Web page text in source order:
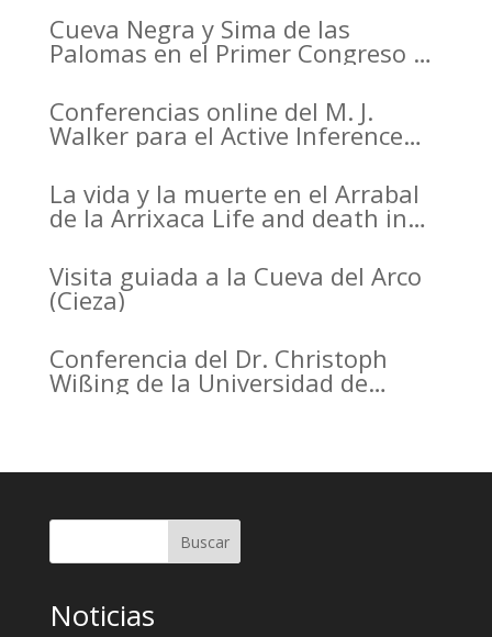
Cueva Negra y Sima de las
Palomas en el Primer Congreso de
Murcia organizado por el CDL
Conferencias online del M. J.
Walker para el Active Inference
La vida y la muerte en el Arrabal
de la Arrixaca Life and death in
Visita guiada a la Cueva del Arco
(Cieza)
Conferencia del Dr. Christoph
Wißing de la Universidad de
versus early modern humans:
pattern Buscar
Noticias